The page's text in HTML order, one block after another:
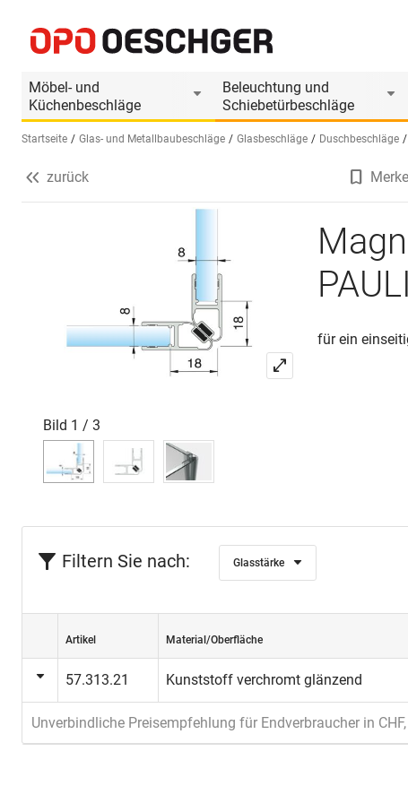
Möbel- und
Küchenbeschläge
Beleuchtung und
Schiebetürbeschläge
Sprache wählen (DE)
Startseite Glas- und Metallbaubeschläge Glasbeschläge Duschbeschläge
Produktinformationen
zurück
Bild 1 / 3
für ein
Filtern Sie nach: Glasstärke
Artikel Material/Oberfläche
57.313.21 Kunststoff verchromt glänzend
Unverbindliche Preisempfehlung für Endverbraucher in